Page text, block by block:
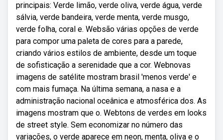
principais: Verde limão, verde oliva, verde água, verde
sálvia, verde bandeira, verde menta, verde musgo,
verde folha, coral e. Websão várias opções de verde
para compor uma paleta de cores para a parede,
criando vários estilos de ambiente, desde um toque
de sofisticação a serenidade que a cor. Webnovas
imagens de satélite mostram brasil 'menos verde' e
com mais fumaça. Na última semana, a nasa e a
administração nacional oceânica e atmosférica dos. As
imagens mostram que o. Webtons de verdes em looks
de street style. Sem economizar no número das
variações, o verde aparece em neon, menta, oliva e o